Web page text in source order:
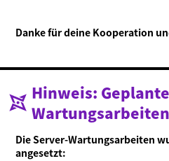
Danke für deine Kooperation
Hinweis: Geplante
Wartungsarbeiten
Die Server-Wartungsarbeiten
angesetzt: